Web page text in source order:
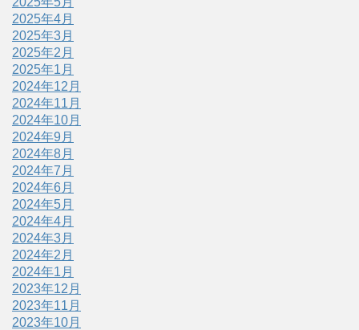
2025年4月
2025年3月
2025年2月
2025年1月
2024年12月
2024年11月
2024年10月
2024年9月
2024年8月
2024年7月
2024年6月
2024年5月
2024年4月
2024年3月
2024年2月
2024年1月
2023年12月
2023年11月
2023年10月